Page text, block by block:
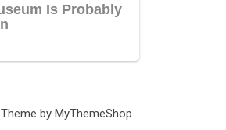
Theme by MyThemeShop